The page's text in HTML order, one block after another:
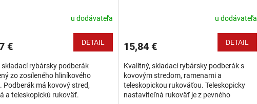
u dodávateľa
€ DETAIL
skladací rybársky podberák
zo zosíleného hliníkového
Podberák má kovový stred,
a teleskopickú rukoväť.
u dodávateľa
15,84 € DETAIL
Kvalitný, skladací rybársky podberák s
kovovým stredom, ramenami a
teleskopickou rukoväťou. Teleskopicky
nastaviteľná rukoväť je z pevného